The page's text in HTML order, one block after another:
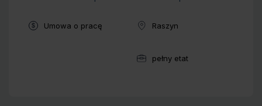
Typ umowy:
Umowa o pracę Lokalizacja:
Raszyn
Wymiar pracy:
pełny etat